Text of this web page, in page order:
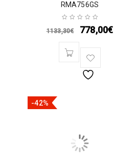
RMA756GS
1133,30€ 778,00€
-42%